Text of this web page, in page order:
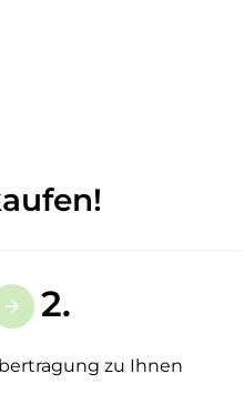
arrow_forward 2.
zu Ihnen